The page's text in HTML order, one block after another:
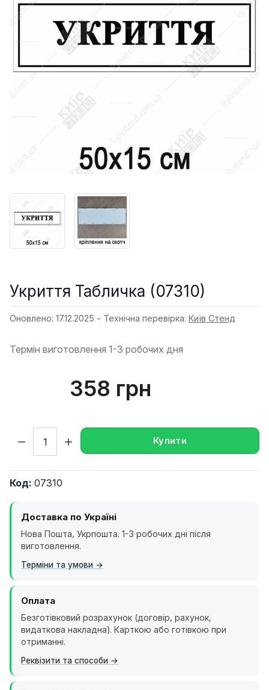
Укриття Табличка (07310)
Оновлено: 17.12.2025 - Технічна перевірка: Київ Стенд
Термін виготовлення 1-3 робочих дня
358 грн
Купити
Код: 07310
Доставка по Україні
Нова Пошта, Укрпошта. 1-3 робочих дні після
виготовлення.
Терміни та умови
Оплата
Безготівковий розрахунок (договір, рахунок,
видаткова накладна). Карткою або готівкою при
отриманні.
Реквізити та способи